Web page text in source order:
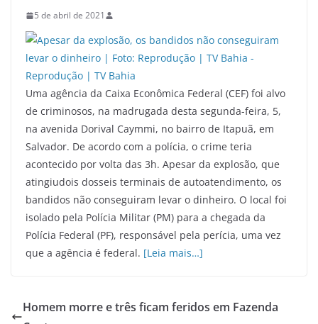
5 de abril de 2021
Uma agência da Caixa Econômica Federal (CEF) foi alvo
de criminosos, na madrugada desta segunda-feira, 5,
na avenida Dorival Caymmi, no bairro de Itapuã, em
Salvador. De acordo com a polícia, o crime teria
acontecido por volta das 3h. Apesar da explosão, que
atingiudois dosseis terminais de autoatendimento, os
bandidos não conseguiram levar o dinheiro. O local foi
isolado pela Polícia Militar (PM) para a chegada da
Polícia Federal (PF), responsável pela perícia, uma vez
que a agência é federal. [Leia mais…]
Homem morre e três ficam feridos em Fazenda